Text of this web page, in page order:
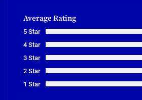
Average Rating
5 Star
4 Star
3 Star
2 Star
1 Star